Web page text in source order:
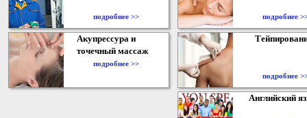
подробнее >> подробнее
Акупрессура и
точечный массаж
подробнее >>
подробнее
Английский